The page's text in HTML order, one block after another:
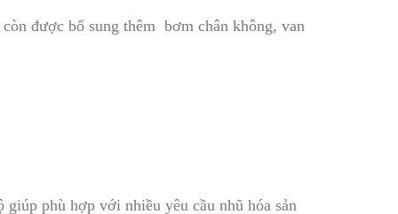
được bổ sung thêm bơm chân không, van
phù hợp với nhiều yêu cầu nhũ hóa sản